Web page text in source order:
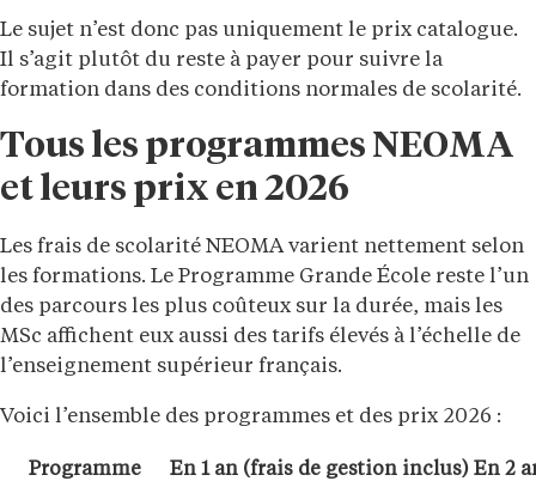
Le sujet n’est donc pas uniquement le prix catalogue.
Il s’agit plutôt du reste à payer pour suivre la
formation dans des conditions normales de scolarité.
Tous les programmes NEOMA
et leurs prix en 2026
Les frais de scolarité NEOMA varient nettement selon
les formations. Le Programme Grande École reste l’un
des parcours les plus coûteux sur la durée, mais les
MSc affichent eux aussi des tarifs élevés à l’échelle de
l’enseignement supérieur français.
Voici l’ensemble des programmes et des prix 2026 :
Programme En 1 an (frais de gestion inclus) En 2